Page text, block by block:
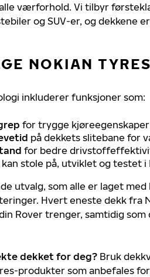
værforhold. Vi tilbyr
og SUV-er, og dekkene
NOKIAN
inkluderer funksjoner som:
for trygge
på dekkets slitebane for
for bedre
kan stole på, utviklet og testet i
utvalg, som alle er laget
Hvert eneste dekk fra
Rover trenger, samtidig som
dekket for deg? Bruk
produkter som anbefales